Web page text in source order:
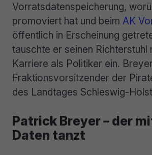
Vorratsdatenspeicherung,
promoviert hat und beim AK
öffentlich in Erscheinung
tauschte er seinen Richterstuhl
Karriere als Politiker ein.
Fraktionsvorsitzender der
des Landtages Schleswig-
Patrick Breyer – der
Daten tanzt